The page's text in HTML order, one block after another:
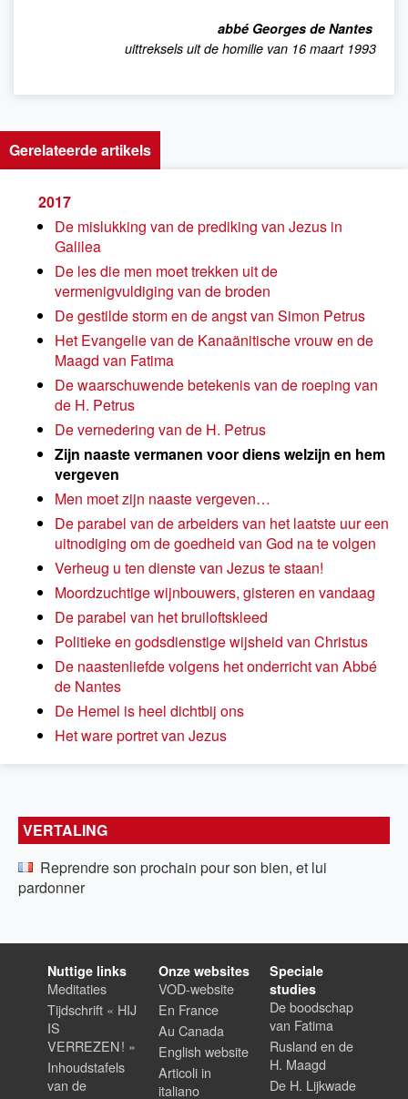
abbé Georges de Nantes
uittreksels uit de homilie van 16 maart 1993
Gerelateerde artikels
2017
De mislukking van de prediking van Jezus in
Galilea
De les die men moet trekken uit de
vermenigvuldiging van de broden
De gestilde storm en de angst van Simon Petrus
Het Evangelie van de Kanaänitische vrouw en de
Maagd van Fatima
De waarschuwende betekenis van de roeping van
de H. Petrus
De vernedering van de H. Petrus
Zijn naaste vermanen voor diens welzijn en hem
vergeven
Men moet zijn naaste vergeven…
De parabel van de arbeiders van het laatste uur een
uitnodiging om de goedheid van God na te volgen
Verheug u ten dienste van Jezus te staan!
Moordzuchtige wijnbouwers, gisteren en vandaag
De parabel van het bruiloftskleed
Politieke en godsdienstige wijsheid van Christus
De naastenliefde volgens het onderricht van Abbé
de Nantes
De Hemel is heel dichtbij ons
Het ware portret van Jezus
VERTALING
Reprendre son prochain pour son bien, et lui
pardonner
Nuttige links
Meditaties
Tijdschrift « HIJ
IS
VERREZEN ! »
Inhoudstafels
van de
Onze websites
VOD-website
En France
Au Canada
English website
Articoli in
italiano
Speciale
studies
De boodschap
van Fatima
Rusland en de
H. Maagd
De H. Lijkwade